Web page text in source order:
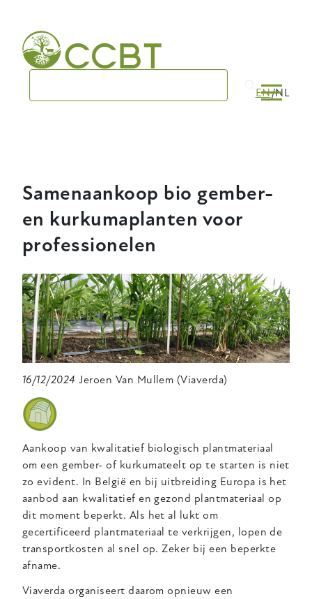
main
navigation
EN NL
Samenaankoop bio gember-
en kurkumaplanten voor
professionelen
16/12/2024 Jeroen Van Mullem (Viaverda)
Aankoop van kwalitatief biologisch plantmateriaal
om een gember- of kurkumateelt op te starten is niet
zo evident. In België en bij uitbreiding Europa is het
aanbod aan kwalitatief en gezond plantmateriaal op
dit moment beperkt. Als het al lukt om
gecertificeerd plantmateriaal te verkrijgen, lopen de
transportkosten al snel op. Zeker bij een beperkte
afname.
Viaverda organiseert daarom opnieuw een